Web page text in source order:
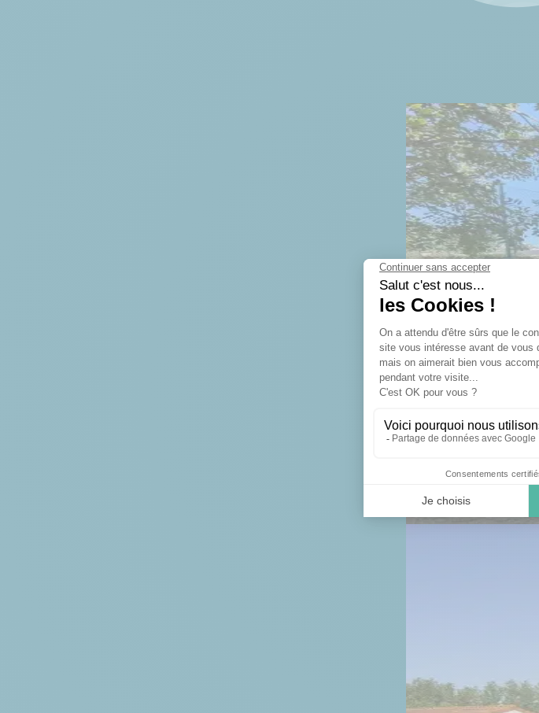
ACTIVITÉS & ANIMATIONS
ESPACE AQUATIQUE